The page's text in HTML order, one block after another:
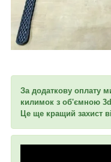
За додаткову оплату
килимок з об'ємною
Це ще кращий захист